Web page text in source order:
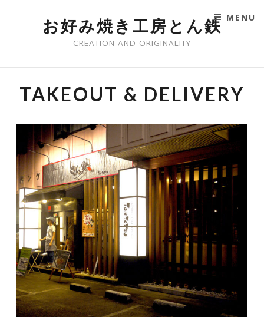
SKIP TO CONTENT
お好み焼き工房とん鉄
CREATION AND ORIGINALITY
MENU
TAKEOUT & DELIVERY